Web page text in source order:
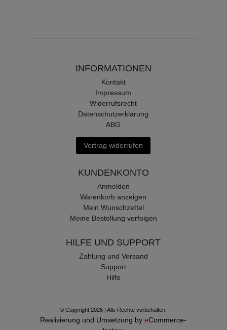
INFORMATIONEN
Kontakt
Impressum
Widerrufsrecht
Datenschutzerklärung
ABG
Vertrag widerrufen
KUNDENKONTO
Anmelden
Warenkorb anzeigen
Mein Wunschzettel
Meine Bestellung verfolgen
HILFE UND SUPPORT
Zahlung und Versand
Support
Hilfe
© Copyright 2026 | Alle Rechte vorbehalten.
Realisierung und Umsetzung byeCommerce-